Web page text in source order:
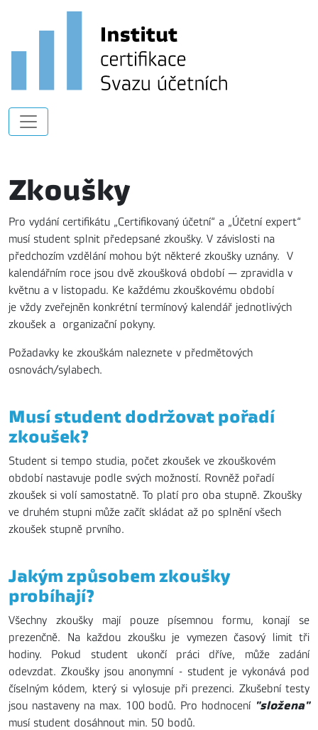
Zkoušky
Pro vydání certifikátu „Certifikovaný účetní“ a „Účetní expert“
musí student splnit předepsané zkoušky. V závislosti na
předchozím vzdělání mohou být některé zkoušky uznány. V
kalendářním roce jsou dvě zkoušková období — zpravidla v
květnu a v listopadu. Ke každému zkouškovému období
je vždy zveřejněn konkrétní termínový kalendář jednotlivých
zkoušek a organizační pokyny.
Požadavky ke zkouškám naleznete v předmětových
osnovách/sylabech.
Musí student dodržovat pořadí
zkoušek?
Student si tempo studia, počet zkoušek ve zkouškovém
období nastavuje podle svých možností. Rovněž pořadí
zkoušek si volí samostatně. To platí pro oba stupně. Zkoušky
ve druhém stupni může začít skládat až po splnění všech
zkoušek stupně prvního.
Jakým způsobem zkoušky
probíhají?
Všechny zkoušky mají pouze písemnou formu, konají se
prezenčně. Na každou zkoušku je vymezen časový limit tři
hodiny. Pokud student ukončí práci dříve, může zadání
odevzdat. Zkoušky jsou anonymní - student je vykonává pod
číselným kódem, který si vylosuje při prezenci. Zkušební testy
jsou nastaveny na max. 100 bodů. Pro hodnocení "složena"
musí student dosáhnout min. 50 bodů.